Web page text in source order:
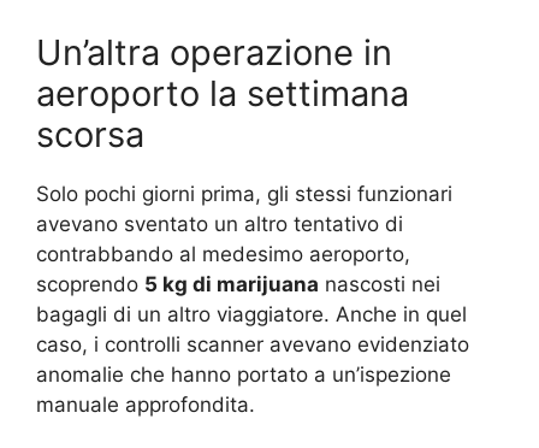
Un’altra operazione in
aeroporto la settimana
scorsa
Solo pochi giorni prima, gli stessi funzionari
avevano sventato un altro tentativo di
contrabbando al medesimo aeroporto,
scoprendo 5 kg di marijuana nascosti nei
bagagli di un altro viaggiatore. Anche in quel
caso, i controlli scanner avevano evidenziato
anomalie che hanno portato a un’ispezione
manuale approfondita.